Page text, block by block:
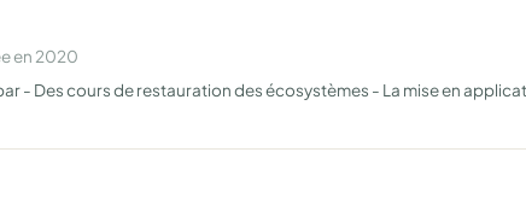
en 2020
- Des cours de restauration des écosystèmes - La mise en